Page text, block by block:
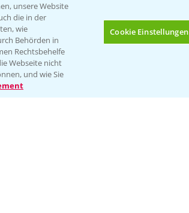
vergleichen:
Sie uns
unsere Website
die in der
wie
Behörden in
Rechtsbehelfe
Webseite nicht
und wie Sie
Cookie Einstellungen